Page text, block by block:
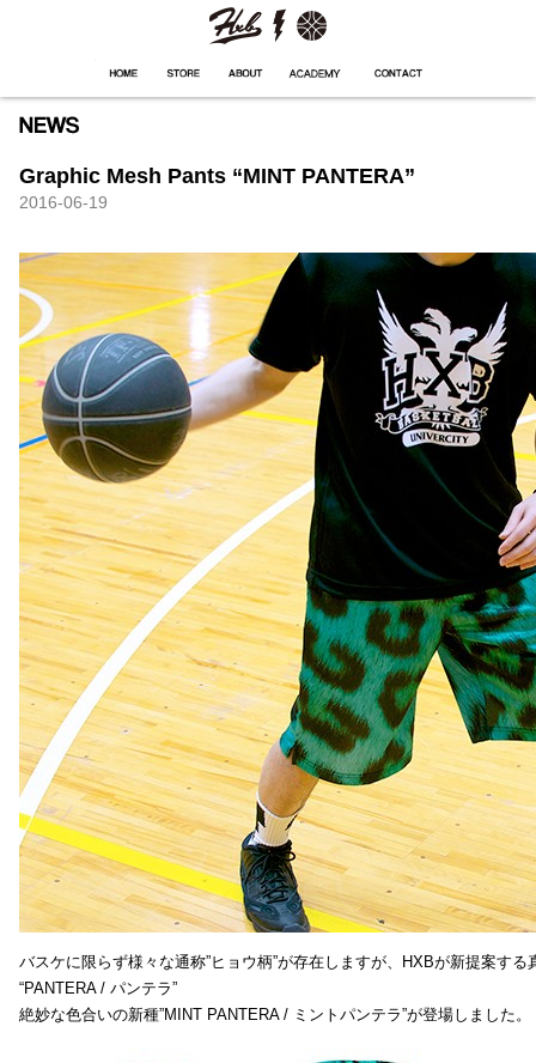
Graphic Mesh Pants “MINT PANTERA”
2016-06-19
バスケに限らず様々な通称”ヒョウ柄”が存在しますが、HXBが新提案する
“PANTERA / パンテラ”
絶妙な色合いの新種”MINT PANTERA / ミントパンテラ”が登場しました。